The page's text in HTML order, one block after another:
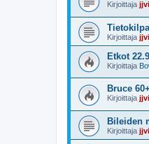
Kirjoittaja
Kirjoittaja
Etkot
Kirjoittaja
Bruce
Kirjoittaja
Bileiden
Kirjoittaja